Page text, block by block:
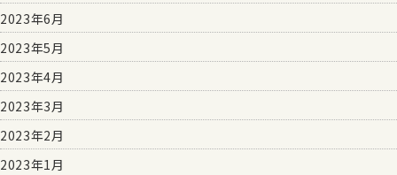
2023年6月
2023年5月
2023年4月
2023年3月
2023年2月
2023年1月